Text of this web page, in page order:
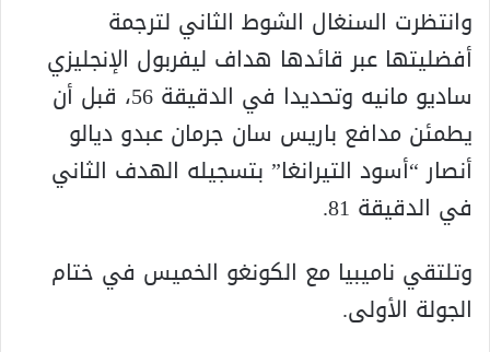
وانتظرت السنغال الشوط الثاني لترجمة
أفضليتها عبر قائدها هداف ليفربول الإنجليزي
ساديو مانيه وتحديدا في الدقيقة 56، قبل أن
يطمئن مدافع باريس سان جرمان عبدو ديالو
أنصار “أسود التيرانغا” بتسجيله الهدف الثاني
في الدقيقة 81.
وتلتقي ناميبيا مع الكونغو الخميس في ختام
الجولة الأولى.